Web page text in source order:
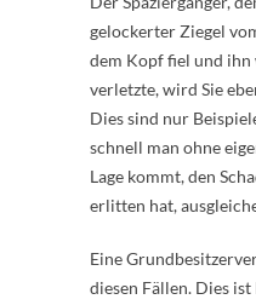
gelockerter Ziegel
dem Kopf fiel und
verletzte, wird Sie
Dies sind nur
schnell man ohne
Lage kommt, den
erlitten hat,
Eine
diesen Fällen. Dies